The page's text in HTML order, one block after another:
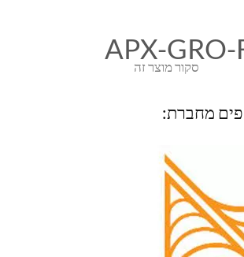
סקור מוצר זה
APX-GRO-
מחברת: